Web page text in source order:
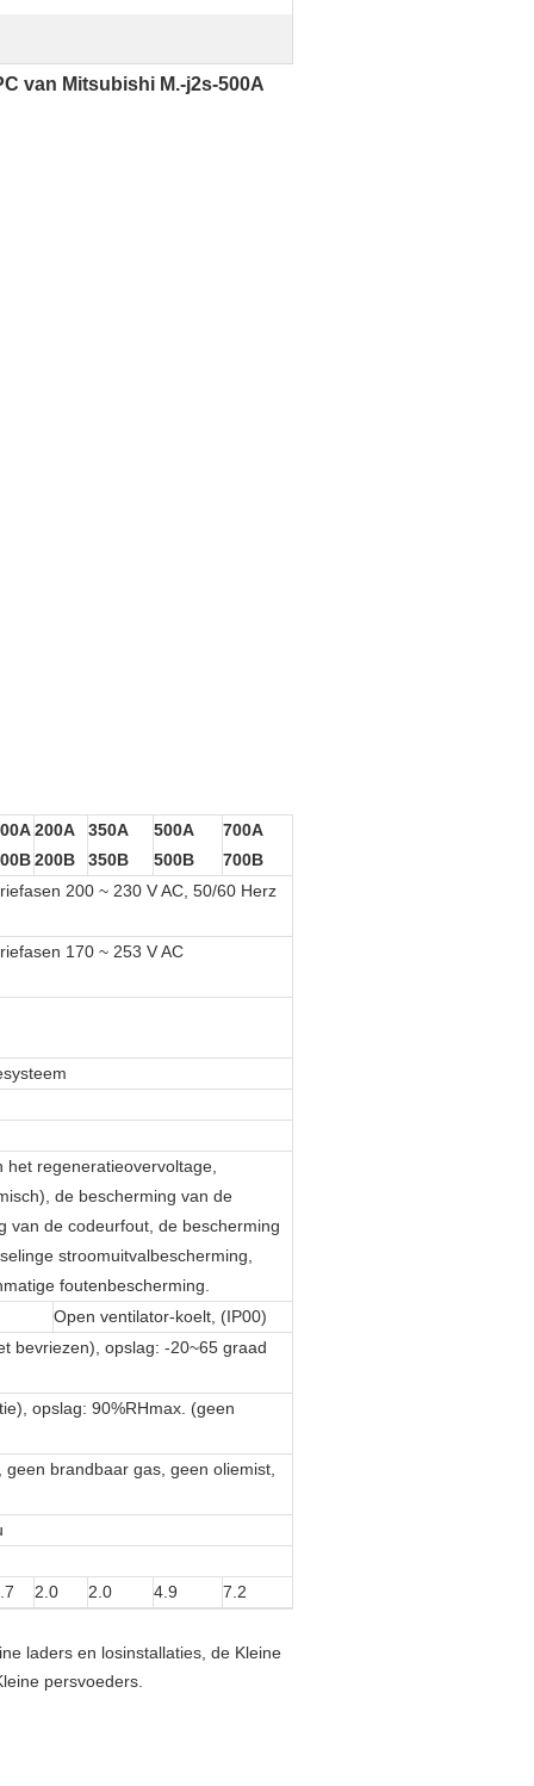
van Mitsubishi M.-j2s-500A
200A
200B
350A
350B
500A
500B
700A
700B
200 ~ 230 V AC, 50/60 Herz
170 ~ 253 V AC
regeneratieovervoltage,
de bescherming van de
van de codeurfout, de bescherming
stroomuitvalbescherming,
foutenbescherming.
Open ventilator-koelt, (IP00)
bevriezen), opslag: -20~65 graad
opslag: 90%RHmax. (geen
brandbaar gas, geen oliemist,
2.0 2.0 4.9 7.2
laders en losinstallaties, de Kleine
persvoeders.